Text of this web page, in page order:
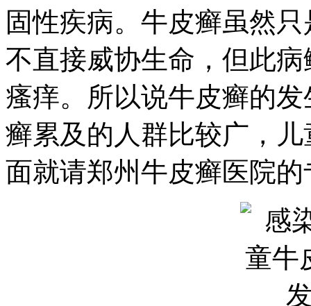
固性疾病。牛皮癣虽然
不直接威协生命，但此
瘙痒。所以说牛皮癣的
癣累及的人群比较广，
面就请郑州牛皮癣医院